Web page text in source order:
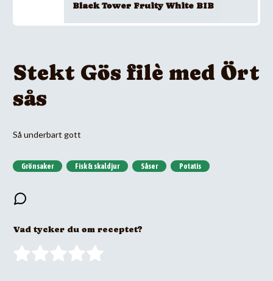
Black Tower Fruity White BIB
Stekt Gös filè med Ört
sås
Så underbart gott
Grönsaker Fisk & skaldjur Såser Potatis
Vad tycker du om receptet?